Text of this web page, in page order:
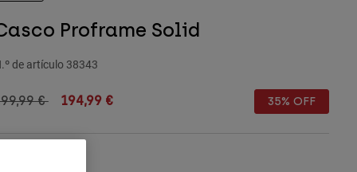
Proframe Solid
de artículo 38343
reduced from
€to194,99 € 35% OFF